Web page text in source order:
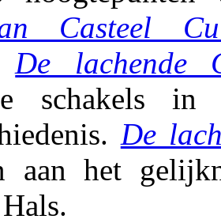
Casteel
De lachende
schakels in
De
aan het